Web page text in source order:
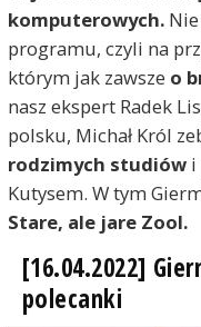
komputerowych.Nie
programu, czyli na
którym jak zawsze o
nasz ekspert Radek
polsku, Michał Król
rodzimych studiówi
Kutysem. W tym
Stare, ale jare Zool.
[16.04.2022]
polecanki